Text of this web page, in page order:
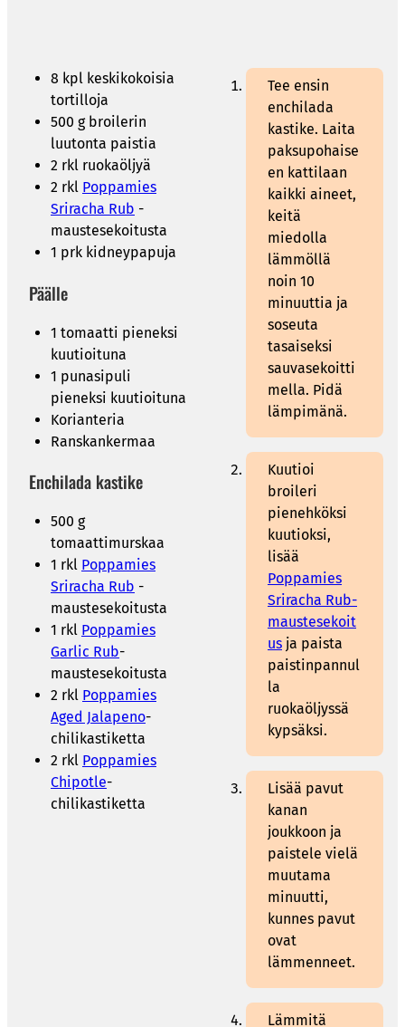
8 kpl keskikokoisia
tortilloja
500 g broilerin
luutonta paistia
2 rkl ruokaöljyä
2 rkl Poppamies
Sriracha Rub -
maustesekoitusta
1 prk kidneypapuja
Päälle
1 tomaatti pieneksi
kuutioituna
1 punasipuli
pieneksi kuutioituna
Korianteria
Ranskankermaa
Enchilada kastike
500 g
tomaattimurskaa
1 rkl Poppamies
Sriracha Rub -
maustesekoitusta
1 rkl Poppamies
Garlic Rub-
maustesekoitusta
2 rkl Poppamies
Aged Jalapeno-
chilikastiketta
2 rkl Poppamies
Chipotle-
chilikastiketta
Tee ensin
enchilada
kastike. Laita
paksupohaise
en kattilaan
kaikki aineet,
keitä
miedolla
lämmöllä
noin 10
minuuttia ja
soseuta
tasaiseksi
sauvasekoitti
mella. Pidä
lämpimänä.
Kuutioi
broileri
pienehköksi
kuutioksi,
lisää
Poppamies
Sriracha Rub-
maustesekoit
us ja paista
paistinpannul
la
ruokaöljyssä
kypsäksi.
Lisää pavut
kanan
joukkoon ja
paistele vielä
muutama
minuutti,
kunnes pavut
ovat
lämmenneet.
Lämmitä